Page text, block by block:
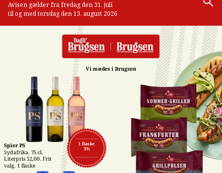
Avisen gælder fra fredag den 31. juli
til og med torsdag den 13. august 2026
Vi mødes i Brugsen
1 flaske
39,-
Spier PS
Sydafrika. 75 cl.
Literpris 52,00. Frit
valg. 1 flaske